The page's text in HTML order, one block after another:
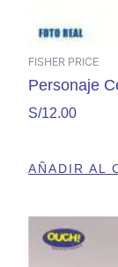
FISHER PRICE
Personaje
S/12.00
AÑADIR AL